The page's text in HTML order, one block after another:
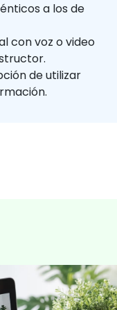
a los de
con voz o video
de utilizar